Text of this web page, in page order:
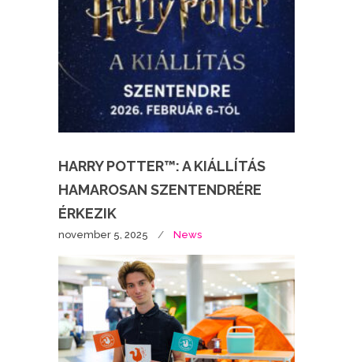
HARRY POTTER™: A KIÁLLÍTÁS
HAMAROSAN SZENTENDRÉRE
ÉRKEZIK
november 5, 2025 News